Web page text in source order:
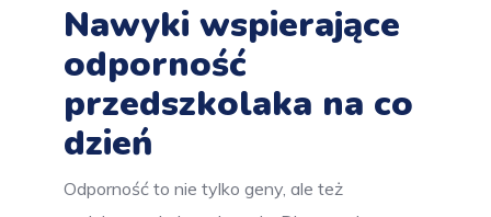
Nawyki wspierające
odporność
przedszkolaka na co
dzień
Odporność to nie tylko geny, ale też